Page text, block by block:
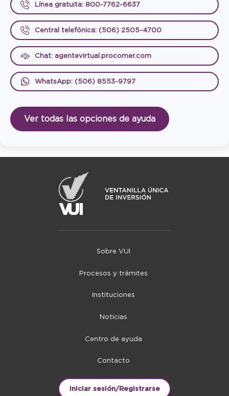
Línea gratuita: 800-7762-6637
Central telefónica: (506) 2505-4700
Chat: agentevirtual.procomer.com
WhatsApp: (506) 8553-9797
Ver todas las opciones de ayuda
Sobre VUI
Procesos y trámites
Instituciones
Noticias
Centro de ayuda
Contacto
Iniciar sesión/Registrarse